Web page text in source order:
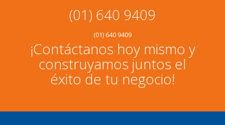
(01) 640 9409
(01) 640 9409
¡Contáctanos hoy mismo y
construyamos juntos el
éxito de tu negocio!